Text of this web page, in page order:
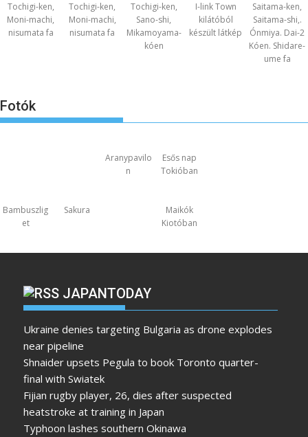
Tochigi-ken,
Moni-machi,
nisumata fa
Tochigi-ken,
Moni-machi,
nisumata fa
Tochigi-ken,
Sano-shi,
Mikamoyama-
kóen
I-link Town
kilátóból
készült látkép
Saitama-ken,
Saitama-shi,.
Ónmiya. Dai-2
Kóen. Shidare-
ume fa
Fotók
Aranypavilo
n
Esős nap
Tokióban
Bambuszlig
et
Sakura
Maikók
Kiotóban
JAPANTODAY
Ukraine denies targeting Bulgaria as drone explodes
near pipeline
Shnaider upsets Pegula to book Toronto quarter-
final with Swiatek
Fijian rugby player, 26, dies after suspected
heatstroke at training in Japan
Typhoon lashes southern Okinawa